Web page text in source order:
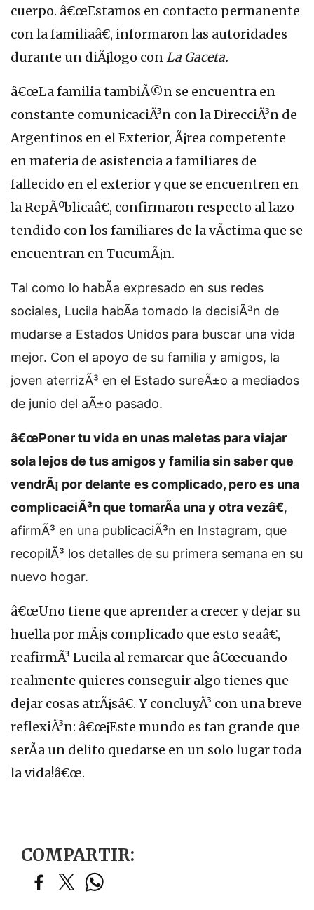
cuerpo. â€œEstamos en contacto permanente
con la familiaâ€, informaron las autoridades
durante un diÃ¡logo conLa Gaceta.
â€œLa familia tambiÃ©n se encuentra en
constante comunicaciÃ³n con la DirecciÃ³n de
Argentinos en el Exterior, Ã¡rea competente
en materia de asistencia a familiares de
fallecido en el exterior y que se encuentren en
la RepÃºblicaâ€, confirmaron respecto al lazo
tendido con los familiares de la vÃ­ctima que se
encuentran en TucumÃ¡n.
Tal como lo habÃ­a expresado en sus redes
sociales, Lucila habÃ­a tomado la decisiÃ³n de
mudarse a Estados Unidos para buscar una vida
mejor. Con el apoyo de su familia y amigos, la
joven aterrizÃ³ en el Estado sureÃ±o a mediados
de junio del aÃ±o pasado.
â€œPoner tu vida en unas maletas para viajar
sola lejos de tus amigos y familia sin saber que
vendrÃ¡ por delante es complicado, pero es una
complicaciÃ³n que tomarÃ­a una y otra vezâ€,
afirmÃ³ en una publicaciÃ³n en Instagram, que
recopilÃ³ los detalles de su primera semana en su
nuevo hogar.
â€œUno tiene que aprender a crecer y dejar su
huella por mÃ¡s complicado que esto seaâ€,
reafirmÃ³ Lucila al remarcar que â€œcuando
realmente quieres conseguir algo tienes que
dejar cosas atrÃ¡sâ€. Y concluyÃ³ con una breve
reflexiÃ³n: â€œ¡Este mundo es tan grande que
serÃ­a un delito quedarse en un solo lugar toda
la vida!â€œ.
COMPARTIR: